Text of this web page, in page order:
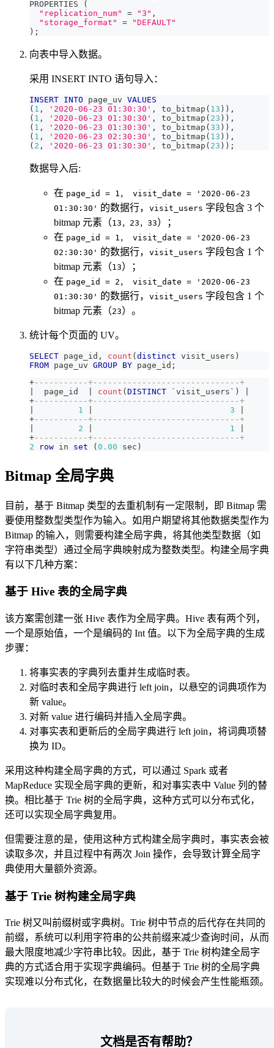
PROPERTIES
(
"replication_num"
= "3" ,
"storage_format"
=
"DEFAULT"
) ;
向表中导入数据。
采用 INSERT INTO 语句导入：
INSERT INTO page_uv VALUES
( 1 , '2020-06-23 01:30:30' , to_bitmap ( 13 ) ) ,
( 1 , '2020-06-23 01:30:30' , to_bitmap ( 23 ) ) ,
( 1 , '2020-06-23 01:30:30' , to_bitmap ( 33 ) ) ,
( 1 , '2020-06-23 02:30:30' , to_bitmap ( 13 ) ) ,
( 2 , '2020-06-23 01:30:30' , to_bitmap ( 23 ) ) ;
数据导入后:
在 page_id = 1， visit_date = '2020-06-23
01:30:30' 的数据行， visit_users 字段包含 3 个
bitmap 元素（13，23，33）；
在 page_id = 1， visit_date = '2020-06-23
02:30:30' 的数据行， visit_users 字段包含 1 个
bitmap 元素（13）；
在 page_id = 2， visit_date = '2020-06-23
01:30:30' 的数据行， visit_users 字段包含 1 个
bitmap 元素（23）。
统计每个页面的 UV。
SELECT page_id , count ( distinct visit_users )
FROM page_uv GROUP BY page_id ;
+-----------+------------------------------+
  page_id
count ( DISTINCT ` visit_users ` )
+-----------+------------------------------+
1 3
+-----------+------------------------------+
2 1
+-----------+------------------------------+
2
row in set ( 0.00 sec )
Bitmap 全局字典
目前，基于 Bitmap 类型的去重机制有一定限制，即 Bitmap 需
要使用整数型类型作为输入。如用户期望将其他数据类型作为
Bitmap 的输入，则需要构建全局字典，将其他类型数据（如
字符串类型）通过全局字典映射成为整数类型。构建全局字典
有以下几种方案：
基于 Hive 表的全局字典
该方案需创建一张 Hive 表作为全局字典。Hive 表有两个列，
一个是原始值，一个是编码的 Int 值。以下为全局字典的生成
步骤：
将事实表的字典列去重并生成临时表。
对临时表和全局字典进行 left join，以悬空的词典项作为
新 value。
对新 value 进行编码并插入全局字典。
对事实表和更新后的全局字典进行 left join，将词典项替
换为 ID。
采用这种构建全局字典的方式，可以通过 Spark 或者
MapReduce 实现全局字典的更新，和对事实表中 Value 列的替
换。相比基于 Trie 树的全局字典，这种方式可以分布式化，
还可以实现全局字典复用。
但需要注意的是，使用这种方式构建全局字典时，事实表会被
读取多次，并且过程中有两次 Join 操作，会导致计算全局字
典使用大量额外资源。
基于 Trie 树构建全局字典
Trie 树又叫前缀树或字典树。Trie 树中节点的后代存在共同的
前缀，系统可以利用字符串的公共前缀来减少查询时间，从而
最大限度地减少字符串比较。因此，基于 Trie 树构建全局字
典的方式适合用于实现字典编码。但基于 Trie 树的全局字典
实现难以分布式化，在数据量比较大的时候会产生性能瓶颈。
文档是否有帮助？